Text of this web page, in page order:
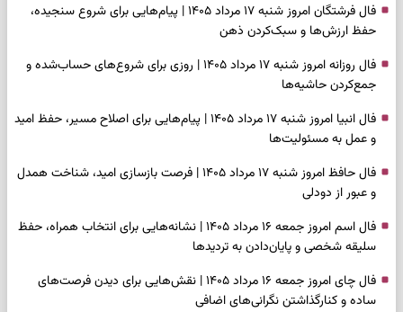
فال فرشتگان امروز شنبه ۱۷ مرداد ۱۴۰۵ | پیام‌هایی برای شروع سنجیده،
حفظ ارزش‌ها و سبک‌کردن ذهن
فال روزانه امروز شنبه ۱۷ مرداد ۱۴۰۵ | روزی برای شروع‌های حساب‌شده و
جمع‌کردن حاشیه‌ها
فال انبیا امروز شنبه ۱۷ مرداد ۱۴۰۵ | پیام‌هایی برای اصلاح مسیر، حفظ امید
و عمل به مسئولیت‌ها
فال حافظ امروز شنبه ۱۷ مرداد ۱۴۰۵ | فرصت بازسازی امید، شناخت همدل
و عبور از دودلی
فال اسم امروز جمعه ۱۶ مرداد ۱۴۰۵ | نشانه‌هایی برای انتخاب همراه، حفظ
سلیقه شخصی و پایان‌دادن به تردیدها
فال چای امروز جمعه ۱۶ مرداد ۱۴۰۵ | نقش‌هایی برای دیدن فرصت‌های
ساده و کنارگذاشتن نگرانی‌های اضافی